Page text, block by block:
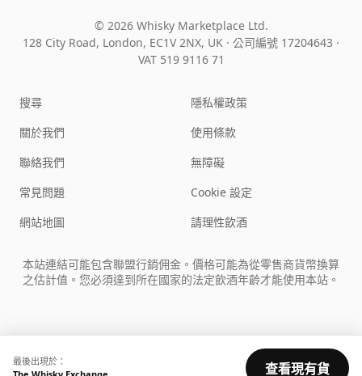
最後出現於：
查看現有貨
© 2026 Whisky Marketplace Ltd.
128 City Road, London, EC1V 2NX, UK · 公司編號 17204643 ·
VAT 519 9116 71
搜尋
關於我們
聯絡我們
常見問題
網站地圖
隱私權政策
使用條款
無障礙
Cookie 設定
請理性飲酒
本站連結可能包含聯盟行銷佣金。價格可能為從零售商貨幣換算
之估計值。您必須達到所在國家的法定飲酒年齡才能使用本站。